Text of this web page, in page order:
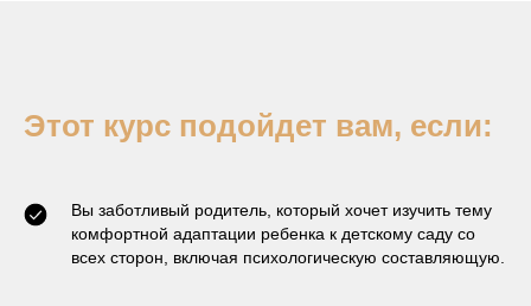
Этот курс подойдет вам, если:
Вы заботливый родитель, который хочет изучить тему
комфортной адаптации ребенка к детскому саду со
всех сторон, включая психологическую составляющую.